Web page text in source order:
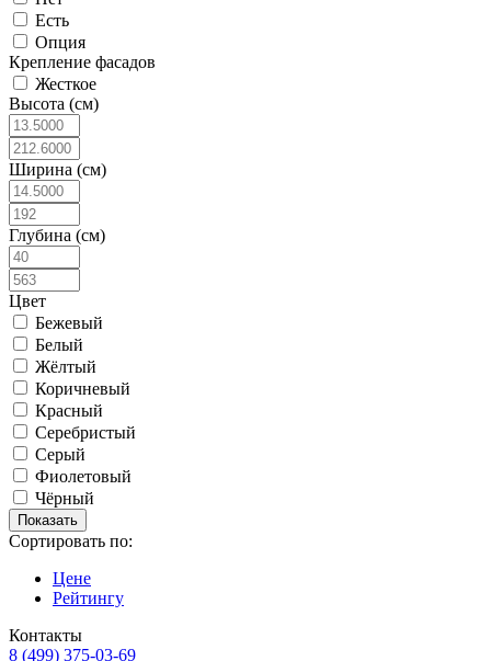
Есть
Опция
Крепление фасадов
Жесткое
Высота (см)
Ширина (см)
Глубина (см)
Цвет
Бежевый
Белый
Жёлтый
Коричневый
Красный
Серебристый
Серый
Фиолетовый
Чёрный
Сортировать по:
Цене
Рейтингу
Контакты
8 (499) 375-03-69